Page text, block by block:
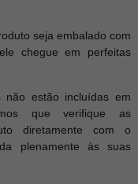
seja embalado com
chegue em perfeitas
não estão incluídas em
que verifique as
diretamente com o
plenamente às suas